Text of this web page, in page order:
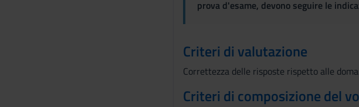
prova d'esame, devono seguire le
Criteri di valutazione
Correttezza delle risposte rispetto alle
Criteri di composizione del